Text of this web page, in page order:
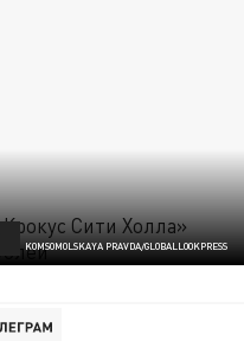
KOMSOMOLSKAYA PRAVDA/GLOBALLOOKPRESS